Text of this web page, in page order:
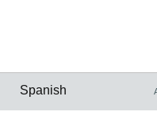
Spanish